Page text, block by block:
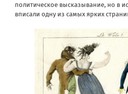
политическое высказывание, но в
вписали одну из самых ярких